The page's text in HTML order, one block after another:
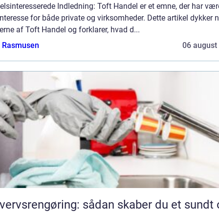
Indledning: Toft Handel er et emne, der har
for både private og virksomheder. Dette artikel dykker
af Toft Handel og forklarer, hvad d...
06 august
sådan skaber du et sundt